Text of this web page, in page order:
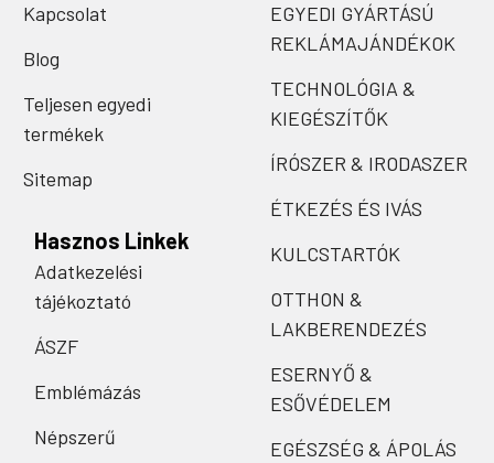
Kapcsolat
Blog
Teljesen egyedi
termékek
Sitemap
Hasznos Linkek
Adatkezelési
tájékoztató
ÁSZF
Emblémázás
Népszerű
EGYEDI GYÁRTÁSÚ
REKLÁMAJÁNDÉKOK
TECHNOLÓGIA &
KIEGÉSZÍTŐK
ÍRÓSZER & IRODASZER
ÉTKEZÉS ÉS IVÁS
KULCSTARTÓK
OTTHON &
LAKBERENDEZÉS
ESERNYŐ &
ESŐVÉDELEM
EGÉSZSÉG & ÁPOLÁS